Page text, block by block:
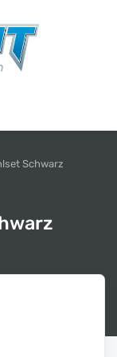
Schwarz